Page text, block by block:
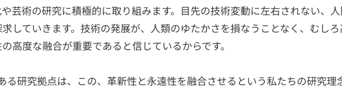
芸術の研究に積極的に取り組みます。目先の技術変動に左右されない、
していきます。技術の発展が、人類のゆたかさを損なうことなく、むしろ
高度な融合が重要であると信じているからです。
る研究拠点は、この、革新性と永遠性を融合させるという私たちの研究理